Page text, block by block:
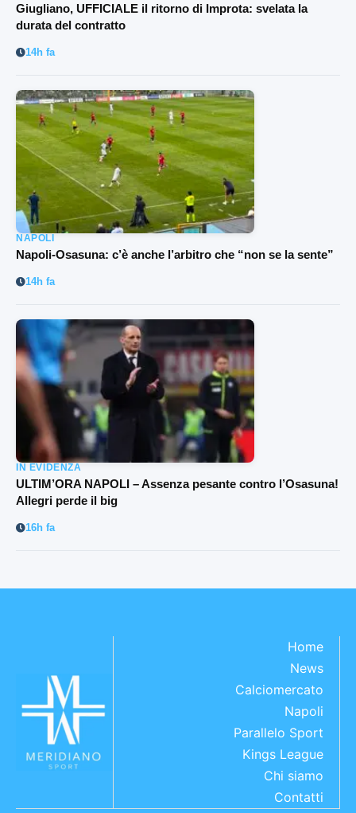
Giugliano, UFFICIALE il ritorno di Improta: svelata la
durata del contratto
14h fa
NAPOLI
Napoli-Osasuna: c’è anche l’arbitro che “non se la sente”
14h fa
IN EVIDENZA
ULTIM’ORA NAPOLI – Assenza pesante contro l’Osasuna!
Allegri perde il big
16h fa
Home
News
Calciomercato
Napoli
Parallelo Sport
Kings League
Chi siamo
Contatti